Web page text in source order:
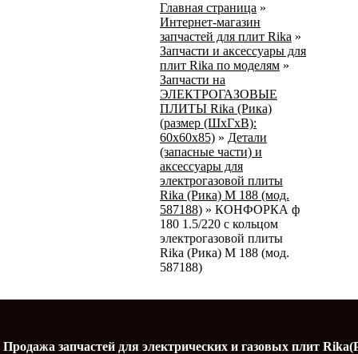
Главная страница »
Интернет-магазин
запчастей для плит Rika »
Запчасти и аксессуары для
плит Rika по моделям »
Запчасти на
ЭЛЕКТРОГАЗОВЫЕ
ПЛИТЫ Rika (Рика)
(размер (ШхГхВ):
60х60х85) » Детали
(запасные части) и
аксессуары для
электрогазовой плиты
Rika (Рика) М 188 (мод.
587188) » КОНФОРКА ф
180 1.5/220 с кольцом
электрогазовой плиты
Rika (Рика) М 188 (мод.
587188)
Продажа запчастей для электрических и газовых плит